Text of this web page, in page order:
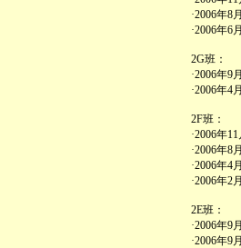
·2006年8
·2006年6
2G班：
·2006年9
·2006年4
2F班：
·2006年
·2006年8
·2006年4
·2006年2
2E班：
·2006年9
·2006年9